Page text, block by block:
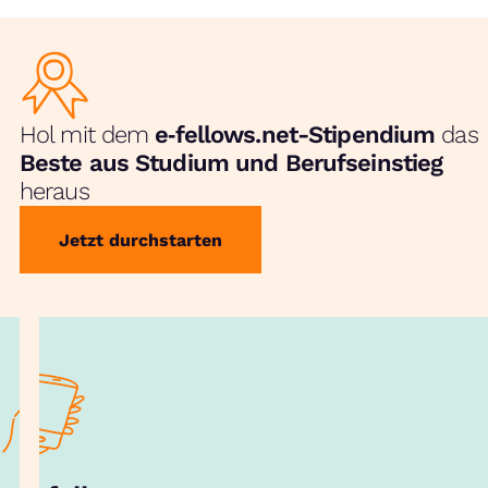
Hol mit dem e‑fellows.net-Stipendium das
Beste aus Studium und Berufseinstieg
heraus
Jetzt durchstarten